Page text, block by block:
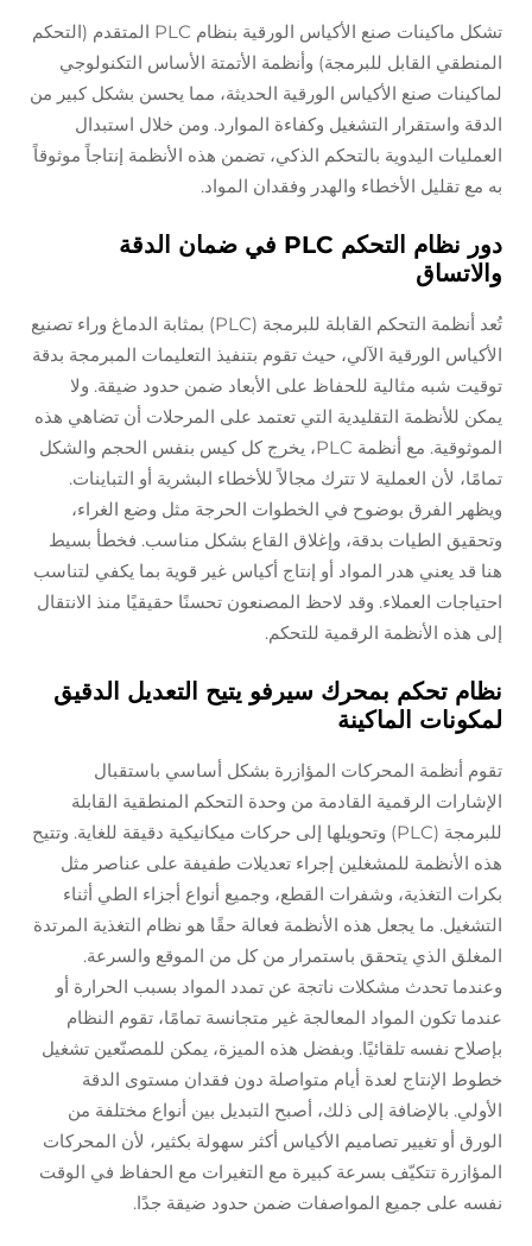
تشكل ماكينات صنع الأكياس الورقية بنظام PLC المتقدم (التحكم
المنطقي القابل للبرمجة) وأنظمة الأتمتة الأساس التكنولوجي
لماكينات صنع الأكياس الورقية الحديثة، مما يحسن بشكل كبير من
الدقة واستقرار التشغيل وكفاءة الموارد. ومن خلال استبدال
العمليات اليدوية بالتحكم الذكي، تضمن هذه الأنظمة إنتاجاً موثوقاً
به مع تقليل الأخطاء والهدر وفقدان المواد.
دور نظام التحكم PLC في ضمان الدقة
والاتساق
تُعد أنظمة التحكم القابلة للبرمجة (PLC) بمثابة الدماغ وراء تصنيع
الأكياس الورقية الآلي، حيث تقوم بتنفيذ التعليمات المبرمجة بدقة
توقيت شبه مثالية للحفاظ على الأبعاد ضمن حدود ضيقة. ولا
يمكن للأنظمة التقليدية التي تعتمد على المرحلات أن تضاهي هذه
الموثوقية. مع أنظمة PLC، يخرج كل كيس بنفس الحجم والشكل
تمامًا، لأن العملية لا تترك مجالاً للأخطاء البشرية أو التباينات.
ويظهر الفرق بوضوح في الخطوات الحرجة مثل وضع الغراء،
وتحقيق الطيات بدقة، وإغلاق القاع بشكل مناسب. فخطأ بسيط
هنا قد يعني هدر المواد أو إنتاج أكياس غير قوية بما يكفي لتناسب
احتياجات العملاء. وقد لاحظ المصنعون تحسنًا حقيقيًا منذ الانتقال
إلى هذه الأنظمة الرقمية للتحكم.
نظام تحكم بمحرك سيرفو يتيح التعديل الدقيق
لمكونات الماكينة
تقوم أنظمة المحركات المؤازرة بشكل أساسي باستقبال
الإشارات الرقمية القادمة من وحدة التحكم المنطقية القابلة
للبرمجة (PLC) وتحويلها إلى حركات ميكانيكية دقيقة للغاية. وتتيح
هذه الأنظمة للمشغلين إجراء تعديلات طفيفة على عناصر مثل
بكرات التغذية، وشفرات القطع، وجميع أنواع أجزاء الطي أثناء
التشغيل. ما يجعل هذه الأنظمة فعالة حقًا هو نظام التغذية المرتدة
المغلق الذي يتحقق باستمرار من كل من الموقع والسرعة.
وعندما تحدث مشكلات ناتجة عن تمدد المواد بسبب الحرارة أو
عندما تكون المواد المعالجة غير متجانسة تمامًا، تقوم النظام
بإصلاح نفسه تلقائيًا. وبفضل هذه الميزة، يمكن للمصنّعين تشغيل
خطوط الإنتاج لعدة أيام متواصلة دون فقدان مستوى الدقة
الأولي. بالإضافة إلى ذلك، أصبح التبديل بين أنواع مختلفة من
الورق أو تغيير تصاميم الأكياس أكثر سهولة بكثير، لأن المحركات
المؤازرة تتكيّف بسرعة كبيرة مع التغيرات مع الحفاظ في الوقت
نفسه على جميع المواصفات ضمن حدود ضيقة جدًا.